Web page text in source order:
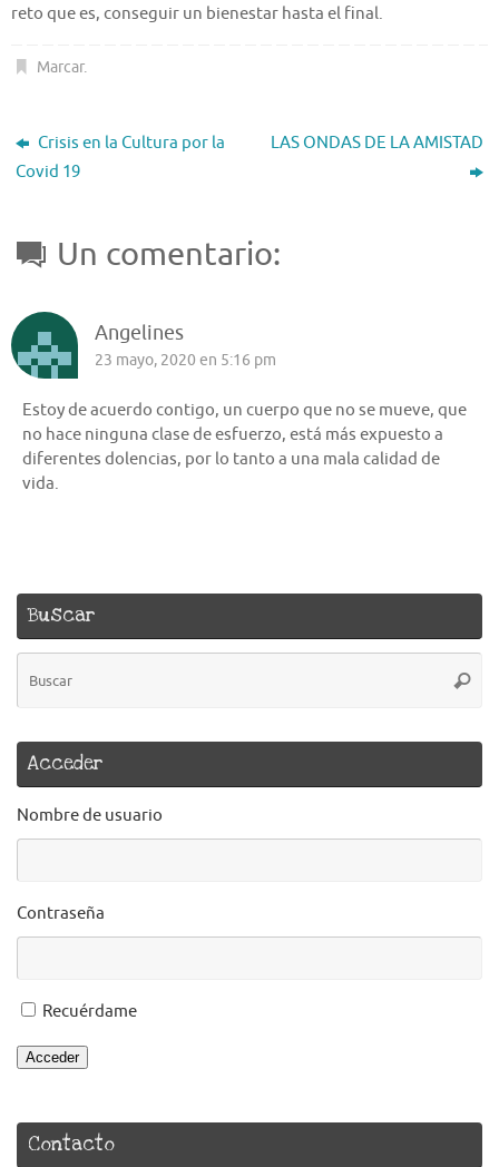
reto que es, conseguir un bienestar hasta el final.
Marcar.
Crisis en la Cultura por la
Covid 19
LAS ONDAS DE LA AMISTAD
Un comentario:
Angelines
23 mayo, 2020 en 5:16 pm
Estoy de acuerdo contigo, un cuerpo que no se mueve, que
no hace ninguna clase de esfuerzo, está más expuesto a
diferentes dolencias, por lo tanto a una mala calidad de
vida.
Buscar
Acceder
Nombre de usuario
Contraseña
Recuérdame
Acceder
Contacto